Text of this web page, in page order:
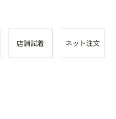
店舗試着 ネット注文